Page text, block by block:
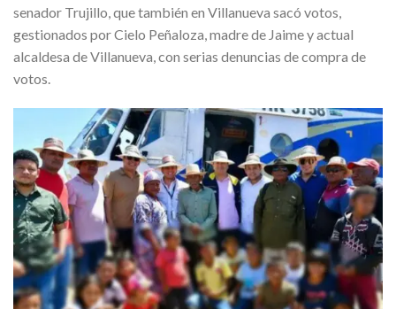
senador Trujillo, que también en Villanueva sacó votos,
gestionados por Cielo Peñaloza, madre de Jaime y actual
alcaldesa de Villanueva, con serias denuncias de compra de
votos.